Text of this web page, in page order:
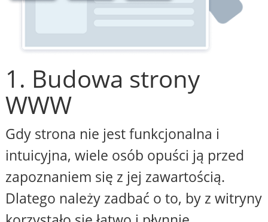
1. Budowa strony
WWW
Gdy strona nie jest funkcjonalna i
intuicyjna, wiele osób opuści ją przed
zapoznaniem się z jej zawartością.
Dlatego należy zadbać o to, by z witryny